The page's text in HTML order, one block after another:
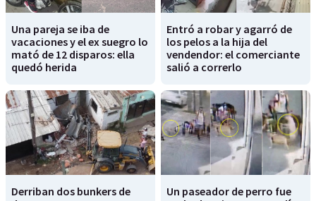
Una pareja se iba de
vacaciones y el ex suegro lo
mató de 12 disparos: ella
quedó herida
Entró a robar y agarró de
los pelos a la hija del
vendendor: el comerciante
salió a correrlo
Derriban dos bunkers de
Un paseador de perro fue